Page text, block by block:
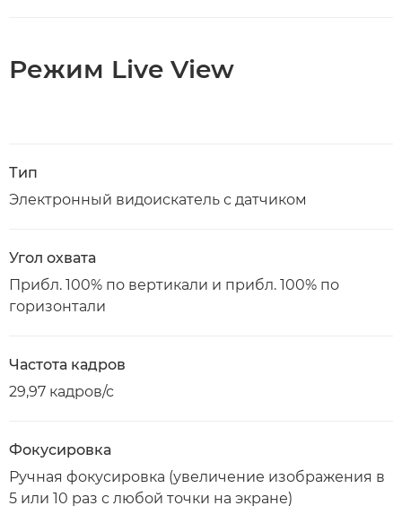
Режим Live View
Тип
Электронный видоискатель с датчиком
Угол охвата
Прибл. 100% по вертикали и прибл. 100% по
горизонтали
Частота кадров
29,97 кадров/с
Фокусировка
Ручная фокусировка (увеличение изображения в
5 или 10 раз с любой точки на экране)